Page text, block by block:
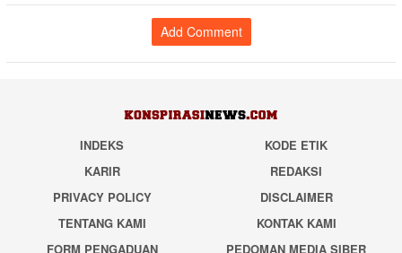
Add Comment
INDEKS
KODE ETIK
KARIR
REDAKSI
PRIVACY POLICY
DISCLAIMER
TENTANG KAMI
KONTAK KAMI
FORM PENGADUAN
PEDOMAN MEDIA SIBER